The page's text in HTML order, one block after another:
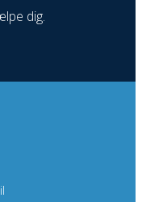
dig.